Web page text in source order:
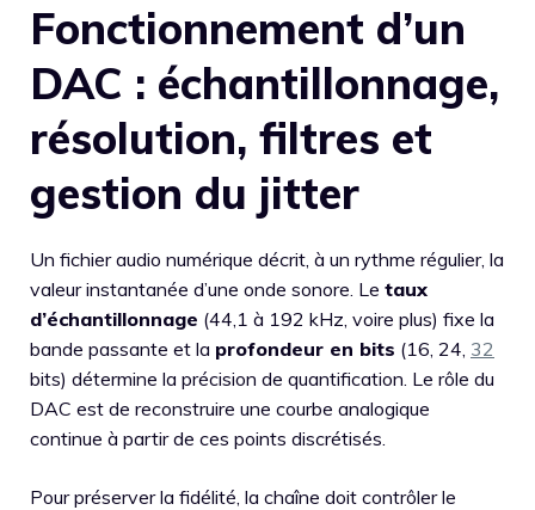
Fonctionnement d’un
DAC : échantillonnage,
résolution, filtres et
gestion du jitter
Un fichier audio numérique décrit, à un rythme régulier, la
valeur instantanée d’une onde sonore. Le taux
d’échantillonnage (44,1 à 192 kHz, voire plus) fixe la
bande passante et la profondeur en bits (16, 24, 32
bits) détermine la précision de quantification. Le rôle du
DAC est de reconstruire une courbe analogique
continue à partir de ces points discrétisés.
Pour préserver la fidélité, la chaîne doit contrôler le